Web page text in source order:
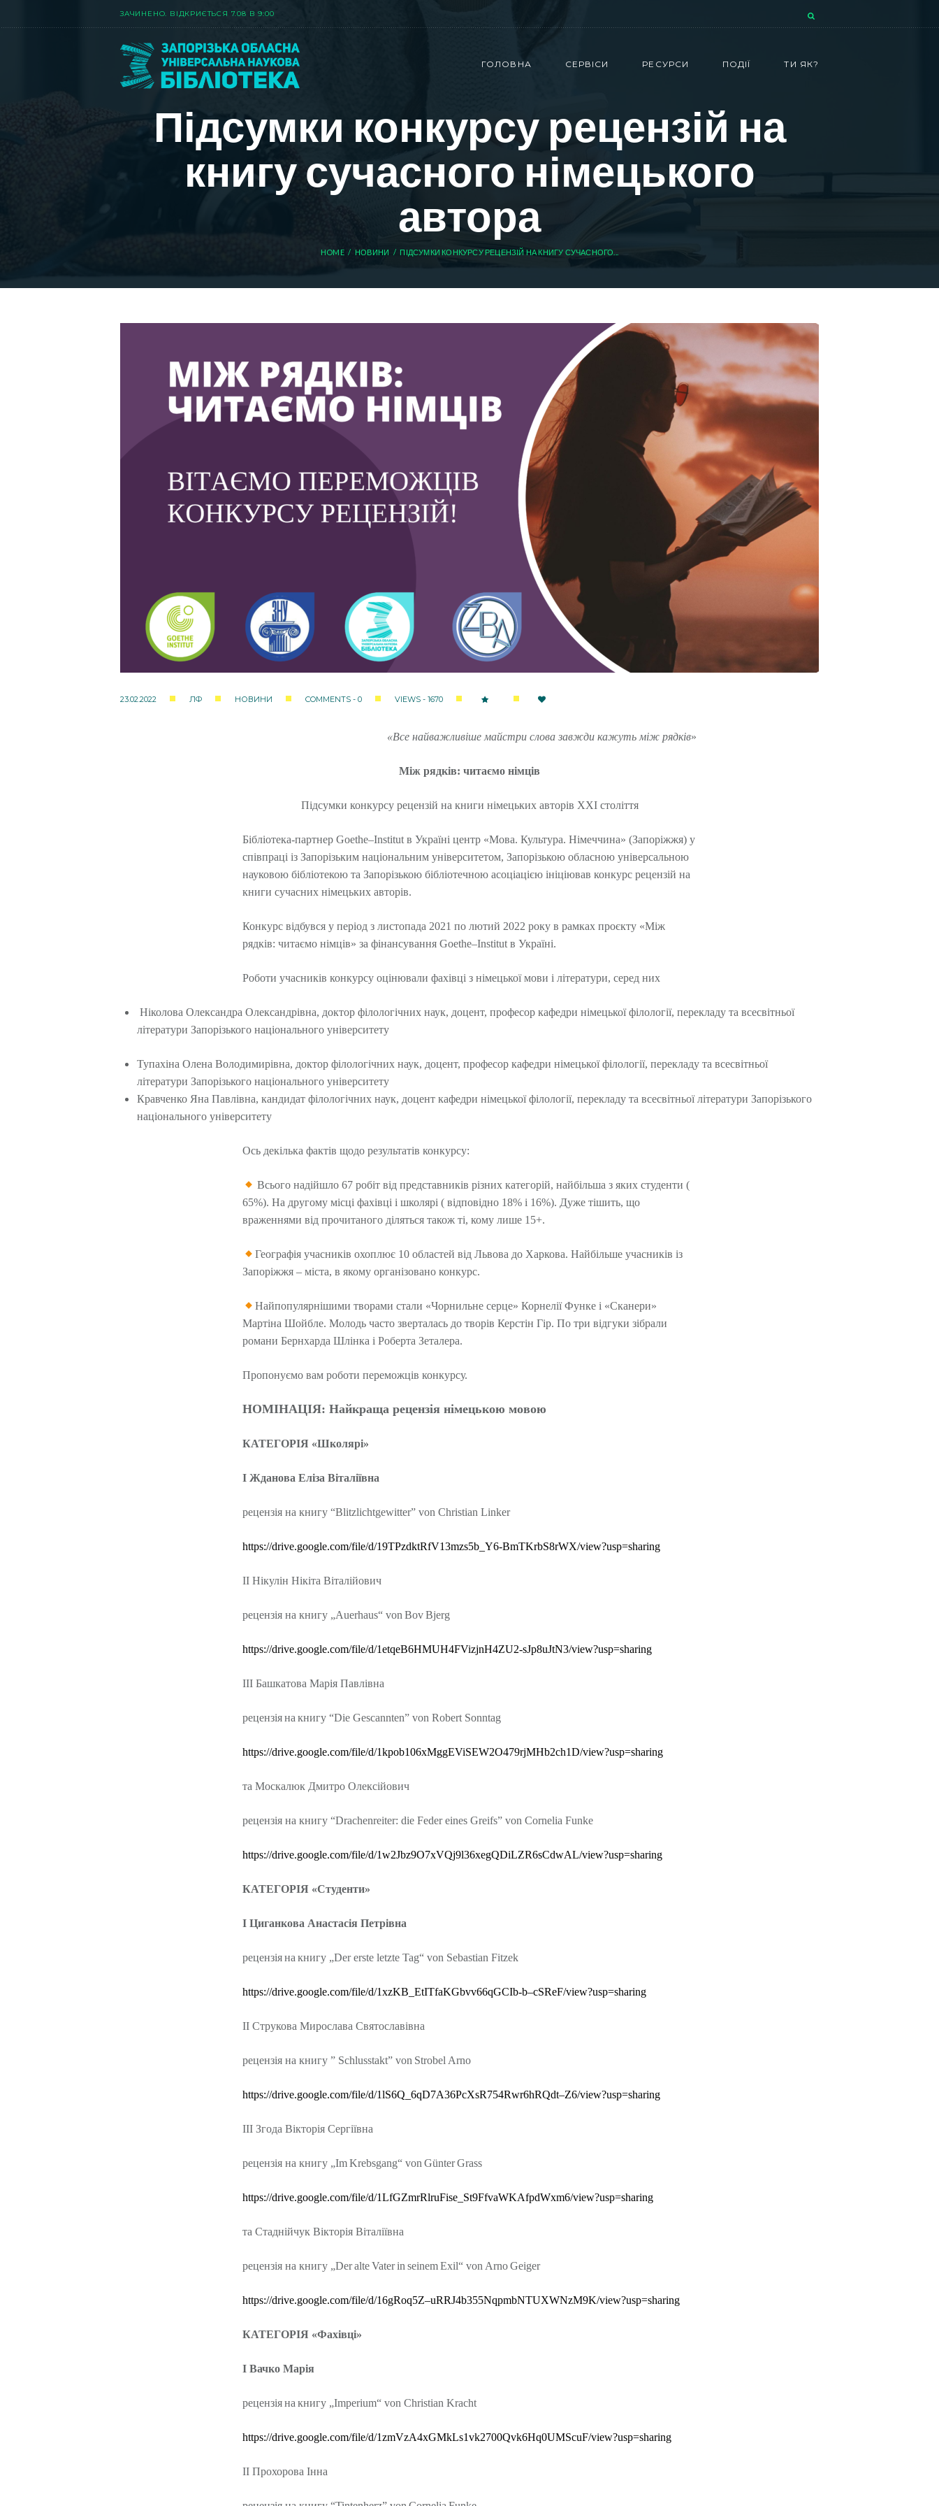
ЗАЧИНЕНО. ВIДКРИЄТЬСЯ 7.08 В 9:00
ГОЛОВНА СЕРВІСИ РЕСУРСИ ПОДІЇ ТИ ЯК?
Підсумки конкурсу рецензій на
книгу сучасного німецького
автора
HOME НОВИНИ ПІДСУМКИ КОНКУРСУ РЕЦЕНЗІЙ НА КНИГУ СУЧАСНОГО...
23.02.2022 ЛФ НОВИНИ COMMENTS - 0 VIEWS - 1670
«Все найважливіше майстри слова завжди кажуть між рядків»
Між рядків: читаємо німців
Підсумки конкурсу рецензій на книги німецьких авторів ХХІ століття
Бібліотека-партнер Goethe–Institut в Україні центр «Мова. Культура. Німеччина» (Запоріжжя) у
співпраці із Запорізьким національним університетом, Запорізькою обласною універсальною
науковою бібліотекою та Запорізькою бібліотечною асоціацією ініціював конкурс рецензій на
книги сучасних німецьких авторів.
Конкурс відбувся у період з листопада 2021 по лютий 2022 року в рамках проєкту «Між
рядків: читаємо німців» за фінансування Goethe–Institut в Україні.
Роботи учасників конкурсу оцінювали фахівці з німецької мови і літератури, серед них
Ніколова Олександра Олександрівна, доктор філологічних наук, доцент, професор кафедри німецької філології, перекладу та всесвітньої
літератури Запорізького національного університету
Тупахіна Олена Володимирівна, доктор філологічних наук, доцент, професор кафедри німецької філології, перекладу та всесвітньої
літератури Запорізького національного університету
Кравченко Яна Павлівна, кандидат філологічних наук, доцент кафедри німецької філології, перекладу та всесвітньої літератури Запорізького
національного університету
Ось декілька фактів щодо результатів конкурсу:
Всього надійшло 67 робіт від представників різних категорій, найбільша з яких студенти (
65%). На другому місці фахівці і школярі ( відповідно 18% і 16%). Дуже тішить, що
враженнями від прочитаного діляться також ті, кому лише 15+.
Географія учасників охоплює 10 областей від Львова до Харкова. Найбільше учасників із
Запоріжжя – міста, в якому організовано конкурс.
Найпопулярнішими творами стали «Чорнильне серце» Корнелії Функе і «Сканери»
Мартіна Шойбле. Молодь часто зверталась до творів Керстін Гір. По три відгуки зібрали
романи Бернхарда Шлінка і Роберта Зеталера.
Пропонуємо вам роботи переможців конкурсу.
НОМІНАЦІЯ: Найкраща рецензія німецькою мовою
КАТЕГОРІЯ «Школярі»
І Жданова Еліза Віталіївна
рецензія на книгу “Blitzlichtgewitter” von Christian Linker
https://drive.google.com/file/d/19TPzdktRfV13mzs5b_Y6-BmTKrbS8rWX/view?usp=sharing
ІІ Нікулін Нікіта Віталійович
рецензія на книгу „Auerhaus“ von BovBjerg
https://drive.google.com/file/d/1etqeB6HMUH4FVizjnH4ZU2-sJp8uJtN3/view?usp=sharing
ІІІ Башкатова Марія Павлівна
рецензіяна книгу “Die Gescannten” von Robert Sonntag
https://drive.google.com/file/d/1kpob106xMggEViSEW2O479rjMHb2ch1D/view?usp=sharing
та Москалюк Дмитро Олексійович
рецензія на книгу “Drachenreiter: die Feder eines Greifs” von Cornelia Funke
https://drive.google.com/file/d/1w2Jbz9O7xVQj9l36xegQDiLZR6sCdwAL/view?usp=sharing
КАТЕГОРІЯ «Студенти»
І Циганкова Анастасія Петрівна
рецензіяна книгу „Der erste letzte Tag“ von Sebastian Fitzek
https://drive.google.com/file/d/1xzKB_EtITfaKGbvv66qGCIb-b–cSReF/view?usp=sharing
ІІ Струкова Мирослава Святославівна
рецензія на книгу ” Schlusstakt” von Strobel Arno
https://drive.google.com/file/d/1lS6Q _6qD7A36PcXsR754Rwr6hRQdt–Z6/view?usp=sharing
ІІІ Згода Вікторія Сергіївна
рецензія на книгу „ImKrebsgang“ von GünterGrass
https://drive.google.com/file/d/1LfGZmrRlruFise St9FfvaWKAfpdWxm6/view?usp=sharing
та Стаднійчук Вікторія Віталіївна
рецензія на книгу „DeralteVaterin seinemExil“ von ArnoGeiger
https://drive.google.com/file/d/16gRoq5Z–uRRJ4b355NqpmbNTUXWNzM9K/view?usp=sharing
КАТЕГОРІЯ «Фахівці»
І Вачко Марія
рецензіяна книгу „Imperium“ von Christian Kracht
https://drive.google.com/file/d/1zmVzA4xGMkLs1vk2700Qvk6Hq0UMScuF/view?usp=sharing
ІІ Прохорова Інна